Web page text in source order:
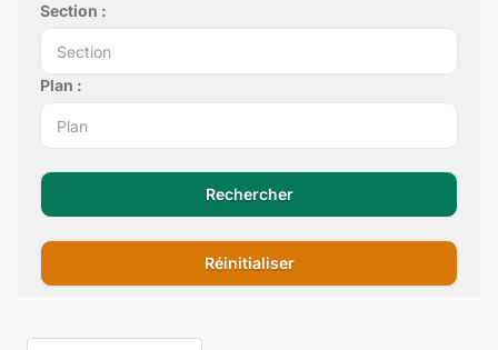
Section :
Plan :
Rechercher
Réinitialiser